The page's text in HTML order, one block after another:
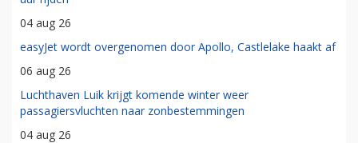
04 aug 26
easyJet wordt overgenomen door Apollo, Castlelake haakt af
06 aug 26
Luchthaven Luik krijgt komende winter weer
passagiersvluchten naar zonbestemmingen
04 aug 26